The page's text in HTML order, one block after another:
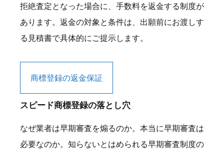
拒絶査定となった場合に、手数料を返金する制度が
あります。返金の対象と条件は、出願前にお渡しす
る見積書で具体的にご提示します。
商標登録の返金保証
スピード商標登録の落とし穴
なぜ業者は早期審査を煽るのか。本当に早期審査は
必要なのか。知らないとはめられる早期審査制度の